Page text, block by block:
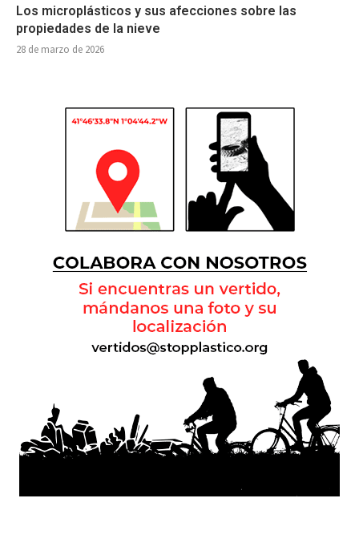
Los microplásticos y sus afecciones sobre las
propiedades de la nieve
28 de marzo de 2026